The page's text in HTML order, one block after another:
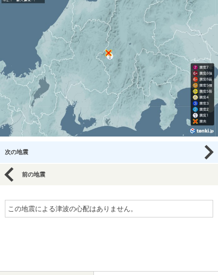
次の地震
前の地震
この地震による津波の心配はありません。